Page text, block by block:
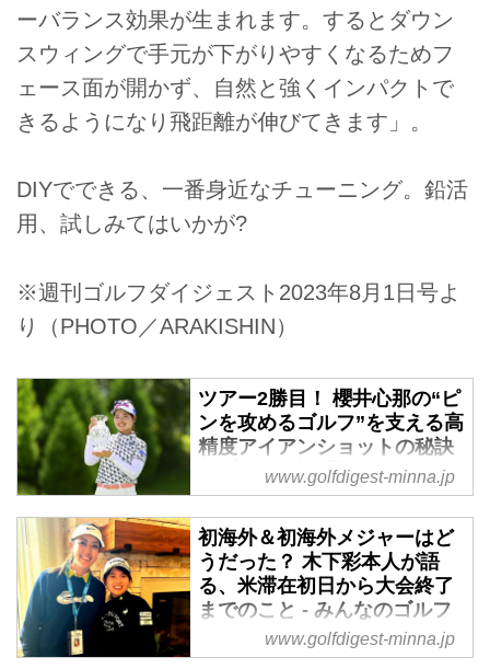
ーバランス効果が生まれます。するとダウン
スウィングで手元が下がりやすくなるためフ
ェース面が開かず、自然と強くインパクトで
きるようになり飛距離が伸びてきます」。
DIYでできる、一番身近なチューニング。鉛活
用、試しみてはいかが?
※週刊ゴルフダイジェスト2023年8月1日号よ
り（PHOTO／ARAKISHIN）
ツアー2勝目！ 櫻井心那の“ピ
ンを攻めるゴルフ”を支える高
精度アイアンショットの秘訣
をプロが解説【勝者のスウィ
ング】 - みんなのゴルフダイ
ジェスト
鈴木愛とのデッドヒートを制して
「楽天スーパーレディース」で今
季2勝目を飾った櫻井心那。ピン
を刺すアイアンショットをみんな
のゴルフダイジェスト編集部員プ
www.golfdigest-minna.jp
初海外＆初海外メジャーはど
うだった？ 木下彩本人が語
る、米滞在初日から大会終了
までのこと - みんなのゴルフ
ダイジェストwww.golfdigest-minna.jp